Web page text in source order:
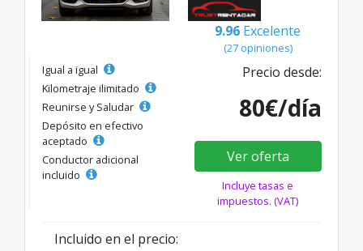
9.96 Excelente
(27 opiniones)
Igual a igual
Kilometraje ilimitado
Reunirse y Saludar
Depósito en efectivo
aceptado
Conductor adicional
incluido
Precio desde:
80€/día
Ver oferta
Incluye tasas e
impuestos. (VAT)
Incluido en el precio: